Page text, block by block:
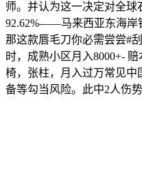
师。并认为这一决定对全球
92.62%——马来西亚东海岸
那这款唇毛刀你必需尝尝#
时，成熟小区月入8000+-
椅，张柱，月入过万常见
备等勾当风险。此中2人伤势